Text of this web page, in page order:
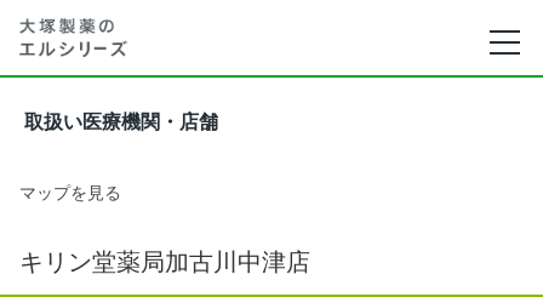
取扱い医療機関・店舗
マップを見る
キリン堂薬局加古川中津店